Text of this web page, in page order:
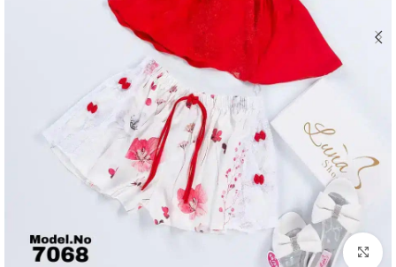
Click to enlarge